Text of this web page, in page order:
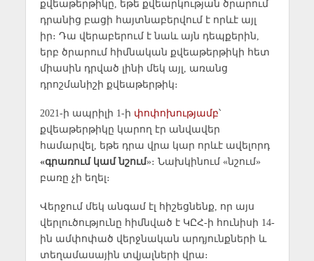
քվեաթերթիկը, եթե քվեարկության ծրարում
դրանից բացի հայտնաբերվում է որևէ այլ
իր։ Դա վերաբերում է նաև այն դեպքերին,
երբ ծրարում հիմնական քվեաթերթիկի հետ
միասին դրված լինի մեկ այլ, առանց
դրոշմանիշի քվեաթերթիկ։
2021-ի ապրիլի 1-ի փոփոխությամբ՝
քվեաթերթիկը կարող էր անվավեր
համարվել, եթե դրա վրա կար որևէ ավելորդ
«գրառում կամ նշում»։ Նախկինում «նշում»
բառը չի եղել։
Վերջում մեկ անգամ էլ հիշեցնենք, որ այս
վերլուծությունը հիմնված է ԿԸՀ-ի հունիսի 14-
ին ամփոփած վերջնական արդյունքների և
տեղամասային տվյալների վրա։